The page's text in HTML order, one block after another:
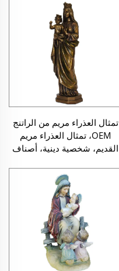
تمثال العذراء مريم من الراتنج
OEM، تمثال العذراء مريم
القديم، شخصية دينية، أصناف